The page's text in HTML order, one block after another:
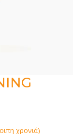
χρονιά)